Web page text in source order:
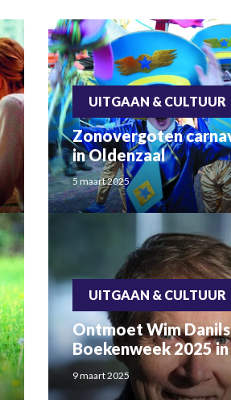
UITGAAN & CULTUUR
Zonovergoten
in Oldenzaal
5 maart 2025
UITGAAN & CULTUUR
Ontmoet Wim
Boekenweek 2025
9 maart 2025